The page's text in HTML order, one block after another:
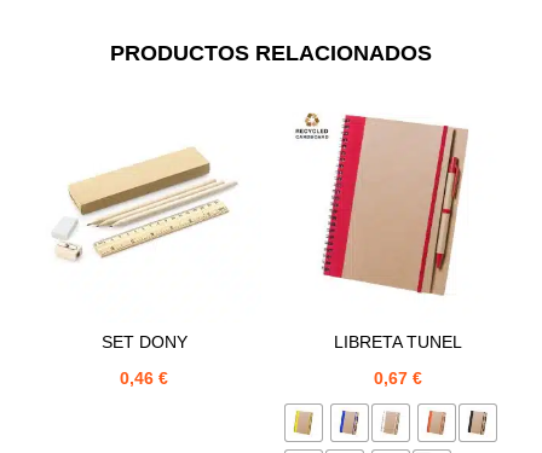
PRODUCTOS RELACIONADOS
SET DONY
0,46€
LIBRETA TUNEL
0,67 €